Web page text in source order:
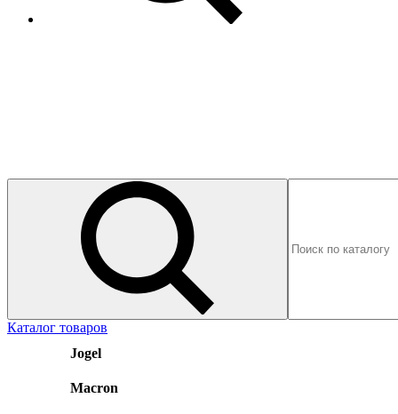
Каталог товаров
Jogel
Macron